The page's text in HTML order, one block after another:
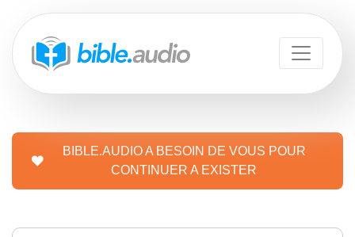
BIBLE.AUDIO A BESOIN DE VOUS POUR
CONTINUER A EXISTER